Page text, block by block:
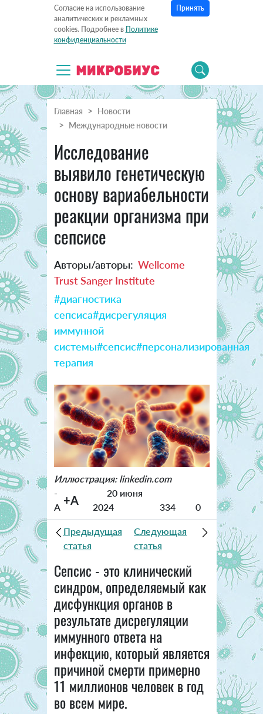
Согласие на использование
аналитических и рекламных
cookies. Подробнее в Политике
конфиденциальности
Принять
Главная
Новости
Международные новости
Исследование
выявило генетическую
основу вариабельности
реакции организма при
сепсисе
Авторы/авторы: Wellcome
Trust Sanger Institute
#диагностика
сепсиса#дисрегуляция
иммунной
системы#сепсис#персонализированная
терапия
Иллюстрация: linkedin.com
-
A +A
20 июня
2024
334 0
Предыдущая
статья
Следующая
статья
Сепсис - это клинический
синдром, определяемый как
дисфункция органов в
результате дисрегуляции
иммунного ответа на
инфекцию, который является
причиной смерти примерно
11 миллионов человек в год
во всем мире.